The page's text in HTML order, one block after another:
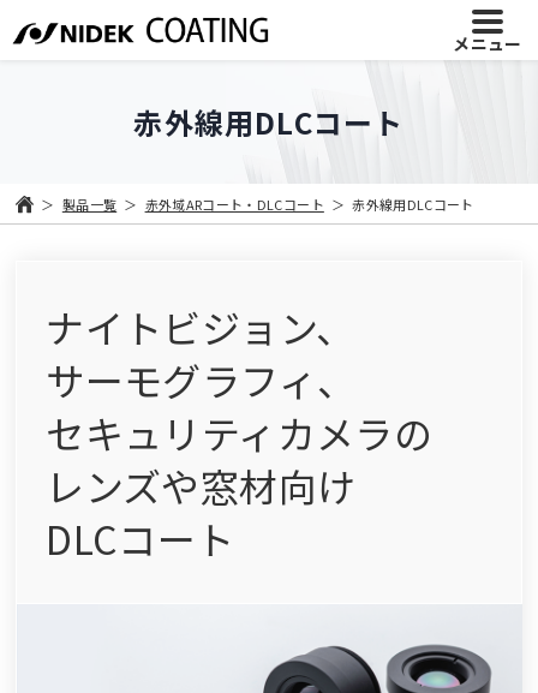
メニュー
赤外線用DLCコート
製品一覧 赤外域ARコート・DLCコート 赤外線用DLCコート
ナイトビジョン、
サーモグラフィ、
セキュリティカメラの
レンズや窓材向け
DLCコート